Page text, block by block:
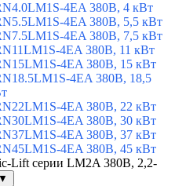
4EA 380В, 4 кВт
4EA 380В, 5,5 кВт
4EA 380В, 7,5 кВт
4EA 380В, 11 кВт
4EA 380В, 15 кВт
4EA 380В, 18,5
4EA 380В, 22 кВт
4EA 380В, 30 кВт
4EA 380В, 37 кВт
4EA 380В, 45 кВт
Lift серии LM2A 380В, 2,2-
▼